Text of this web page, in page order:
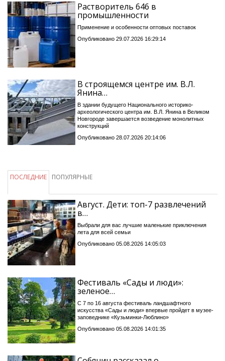
Растворитель 646 в
промышленности
Применение и особенности оптовых поставок
Опубликовано 29.07.2026 16:29:14
В строящемся центре им. В.Л.
Янина…
В здании будущего Национального историко-
археологического центра им. В.Л. Янина в Великом
Новгороде завершается возведение монолитных
конструкций
Опубликовано 28.07.2026 20:14:06
ПОСЛЕДНИЕ ПОПУЛЯРНЫЕ
Август. Дети: топ-7 развлечений
в…
Выбрали для вас лучшие маленькие приключения
лета для всей семьи
Опубликовано 05.08.2026 14:05:03
Фестиваль «Сады и люди»:
зеленое…
С 7 по 16 августа фестиваль ландшафтного
искусства «Сады и люди» впервые пройдет в музее-
заповеднике «Кузьминки-Люблино»
Опубликовано 05.08.2026 14:01:35